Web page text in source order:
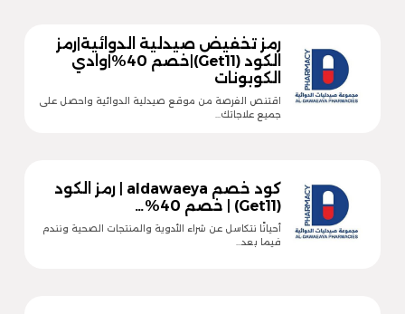
رمز تخفيض صيدلية الدوائية|رمز
الكود (Get11)|خصم 40%|وادي
الكوبونات
اقتنص الفرصة من موقع صيدلية الدوائية واحصل على
جميع علاجاتك…
كود خصم aldawaeya | رمز الكود
(Get11) | خصم 40%…
أحيانًا نتكاسل عن شراء الأدوية والمنتجات الصحية ونندم
فيما بعد…